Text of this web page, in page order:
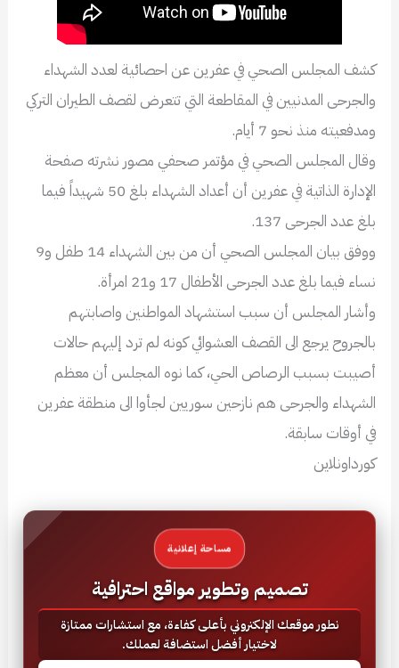
كشف المجلس الصحي في عفرين عن احصائية لعدد الشهداء
والجرحى المدنيين في المقاطعة التي تتعرض لقصف الطيران التركي
ومدفعيته منذ نحو 7 أيام.
وقال المجلس الصحي في مؤتمر صحفي مصور نشرته صفحة
الإدارة الذاتية في عفرين أن أعداد الشهداء بلغ 50 شهيداً فيما
بلغ عدد الجرحى 137.
ووفق بيان المجلس الصحي أن من بين الشهداء 14 طفل و9
نساء فيما بلغ عدد الجرحى الأطفال 17 و21 امرأة.
وأشار المجلس أن سبب استشهاد المواطنين واصابتهم
بالجروح يرجع الى القصف العشوائي كونه لم ترد إليهم حالات
أصيبت بسبب الرصاص الحي، كما نوه المجلس أن معظم
الشهداء والجرحى هم نازحين سوريين لجأوا الى منطقة عفرين
في أوقات سابقة.
كورداونلاين
مساحة إعلانية
تصميم وتطوير مواقع احترافية
نطور موقعك الإلكتروني بأعلى كفاءة، مع استشارات ممتازة
لاختيار أفضل استضافة لعملك.